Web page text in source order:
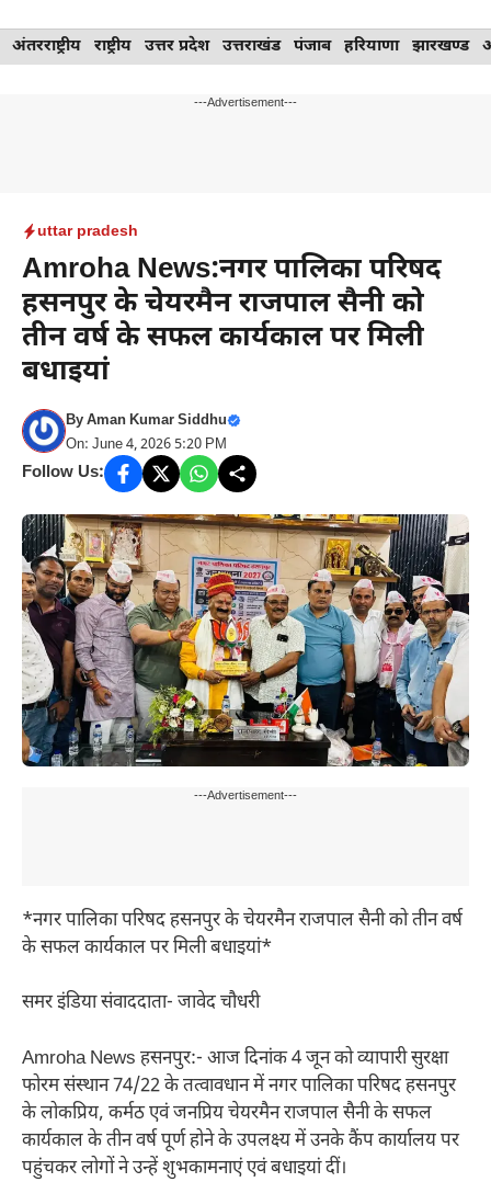
Skip
to
अंतरराष्ट्रीय राष्ट्रीय उत्तर प्रदेश उत्तराखंड पंजाब हरियाणा झारखण्ड
---Advertisement---
uttar pradesh
Amroha News:नगर पालिका परिषद
हसनपुर के चेयरमैन राजपाल सैनी को
तीन वर्ष के सफल कार्यकाल पर मिली
बधाइयां
ByAman Kumar Siddhu
On: June 4, 2026 5:20 PM
Follow Us:
---Advertisement---
*नगर पालिका परिषद हसनपुर के चेयरमैन राजपाल सैनी को तीन वर्ष
के सफल कार्यकाल पर मिली बधाइयां*
समर इंडिया संवाददाता- जावेद चौधरी
Amroha News हसनपुर:- आज दिनांक 4 जून को व्यापारी सुरक्षा
फोरम संस्थान 74/22 के तत्वावधान में नगर पालिका परिषद हसनपुर
के लोकप्रिय, कर्मठ एवं जनप्रिय चेयरमैन राजपाल सैनी के सफल
कार्यकाल के तीन वर्ष पूर्ण होने के उपलक्ष्य में उनके कैंप कार्यालय पर
पहुंचकर लोगों ने उन्हें शुभकामनाएं एवं बधाइयां दीं।